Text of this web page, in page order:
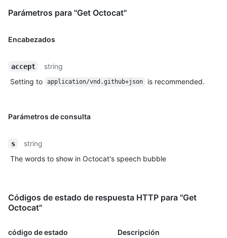
Parámetros para "Get Octocat"
Encabezados
accept
string
Setting to
application/vnd.github+json is recommended.
Parámetros de consulta
s
string
The words to show in Octocat's speech bubble
Códigos de estado de respuesta HTTP para "Get
Octocat"
código de estado Descripción